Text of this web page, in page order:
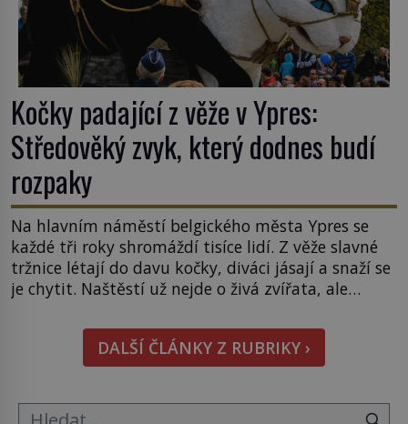
Kočky padající z věže v Ypres:
Středověký zvyk, který dodnes budí
rozpaky
Na hlavním náměstí belgického města Ypres se
každé tři roky shromáždí tisíce lidí. Z věže slavné
tržnice létají do davu kočky, diváci jásají a snaží se
je chytit. Naštěstí už nejde o živá zvířata, ale
Tato veselá podívaná připomíná jeden z
nejpodivnějších a zároveň nejkrutějších zvyků […]
DALŠÍ ČLÁNKY Z RUBRIKY ›